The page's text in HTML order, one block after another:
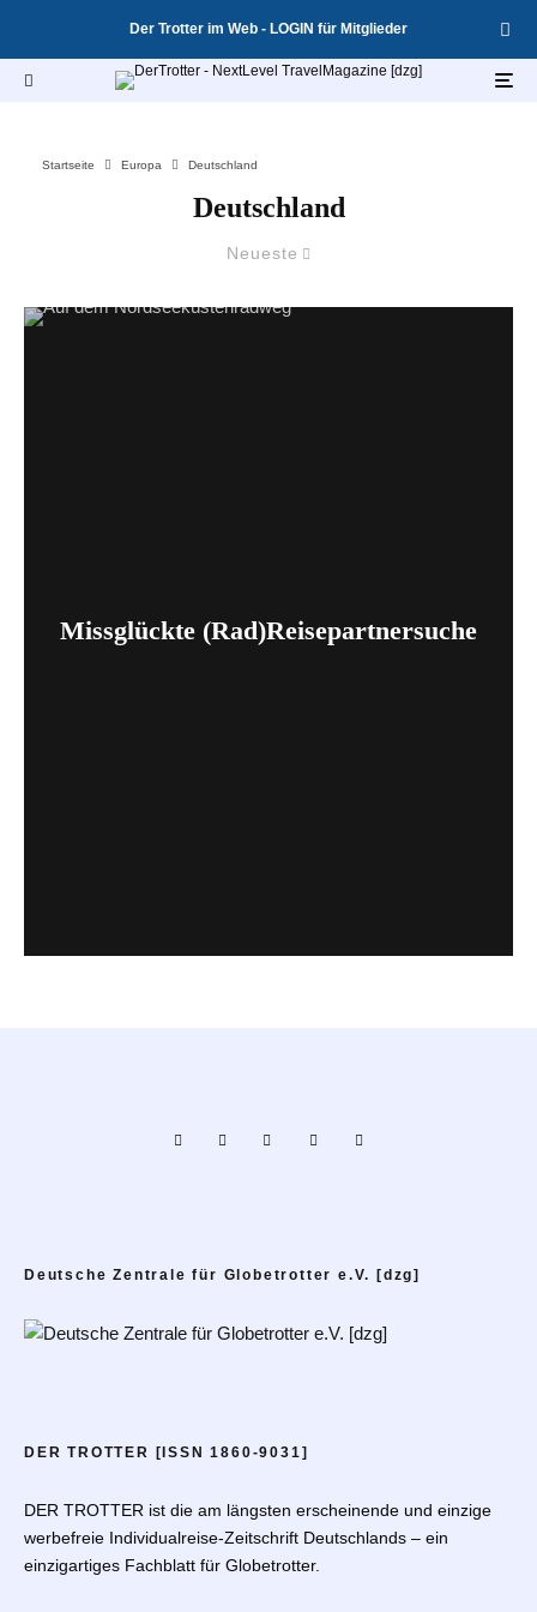
Der Trotter im Web - LOGIN für Mitglieder
Startseite Europa Deutschland
Deutschland
Neueste
Missglückte (Rad)Reisepartnersuche
Deutsche Zentrale für Globetrotter e.V. [dzg]
DER TROTTER [ISSN 1860-9031]
DER TROTTER ist die am längsten erscheinende und einzige
werbefreie Individualreise-Zeitschrift Deutschlands – ein
einzigartiges Fachblatt für Globetrotter.